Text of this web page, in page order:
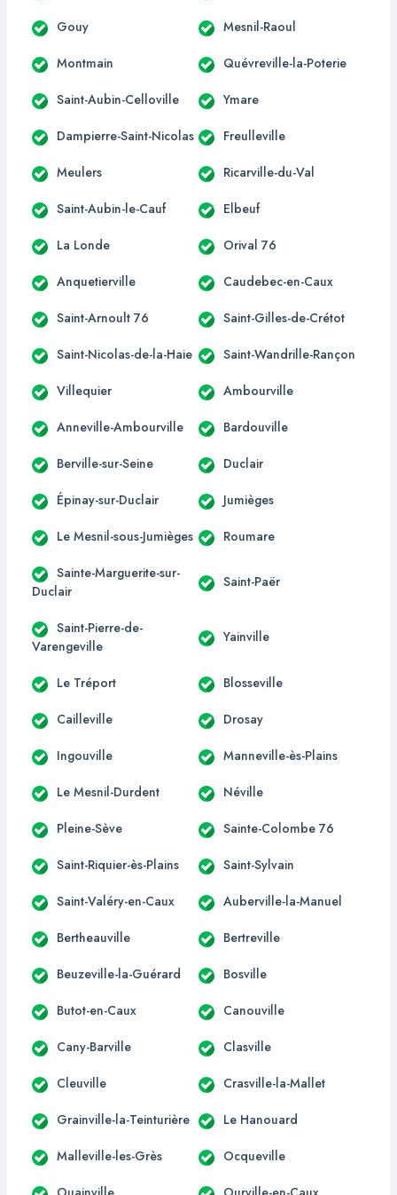
Gouy Mesnil-Raoul
Montmain Quévreville-la-Poterie
Saint-Aubin-Celloville Ymare
Dampierre-Saint-Nicolas Freulleville
Meulers Ricarville-du-Val
Saint-Aubin-le-Cauf Elbeuf
La Londe Orival 76
Anquetierville Caudebec-en-Caux
Saint-Arnoult 76 Saint-Gilles-de-Crétot
Saint-Nicolas-de-la-Haie Saint-Wandrille-Rançon
Villequier Ambourville
Anneville-Ambourville Bardouville
Berville-sur-Seine Duclair
Épinay-sur-Duclair Jumièges
Le Mesnil-sous-Jumièges Roumare
Sainte-Marguerite-sur-
Duclair
Saint-Paër
Saint-Pierre-de-
Varengeville
Yainville
Le Tréport Blosseville
Cailleville Drosay
Ingouville Manneville-ès-Plains
Le Mesnil-Durdent Néville
Pleine-Sève Sainte-Colombe 76
Saint-Riquier-ès-Plains Saint-Sylvain
Saint-Valéry-en-Caux Auberville-la-Manuel
Bertheauville Bertreville
Beuzeville-la-Guérard Bosville
Butot-en-Caux Canouville
Cany-Barville Clasville
Cleuville Crasville-la-Mallet
Grainville-la-Teinturière Le Hanouard
Malleville-les-Grès Ocqueville